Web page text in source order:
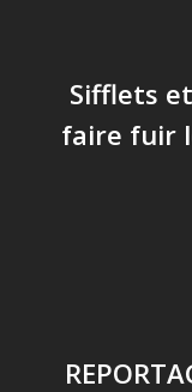
Sifflets
faire fuir